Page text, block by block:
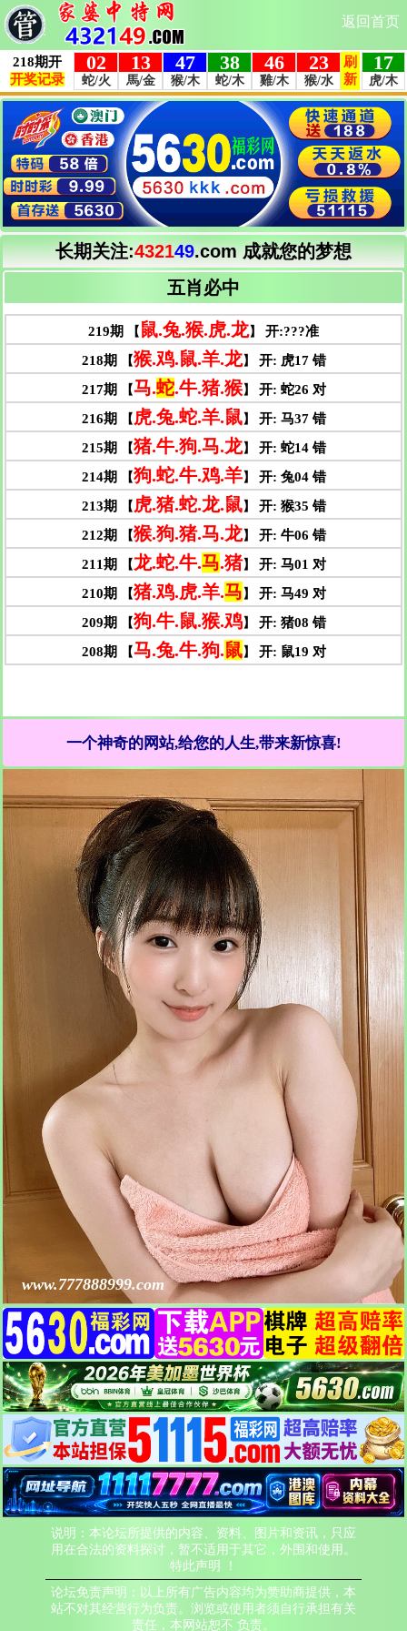
返回首页
长期关注:432149.com成就您的梦想
一个神奇的网站,给您的人生,带来新惊喜!
www.777888999.com
说明：本论坛所提供的内容、资料、图片和资讯，只应
用在合法的资料探讨，暂不适用于其它，外围和使用。
特此声明 ！
论坛免责声明：以上所有广告内容均为赞助商提供，本
站不对其经营行为负责。浏览或使用者须自行承担有关
责任，本网站恕不 负责。